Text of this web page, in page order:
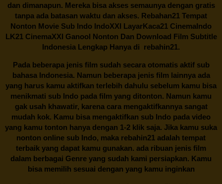
dan dimanapun. Mereka bisa akses semaunya dengan gratis
tanpa ada batasan waktu dan akses. Rebahan21 Tempat
Nonton Movie Sub Indo IndoXXI LayarKaca21 CinemaIndo
LK21 CinemaXXI Ganool Nonton Dan Download Film Subtitle
Indonesia Lengkap Hanya di rebahin21.
Pada beberapa jenis film sudah secara otomatis aktif sub
bahasa Indonesia. Namun beberapa jenis film lainnya ada
yang harus kamu aktifkan terlebih dahulu sebelum kamu bisa
menikmati sub Indo pada film yang ditonton. Namun kamu
gak usah khawatir, karena cara mengaktifkannya sangat
mudah kok. Kamu bisa mengaktifkan sub Indo pada video
yang kamu tonton hanya dengan 1-2 klik saja. Jika kamu suka
nonton online sub Indo, maka rebahin21 adalah tempat
terbaik yang dapat kamu gunakan. ada ribuan jenis film
dalam berbagai Genre yang sudah kami persiapkan. Kamu
bisa memilih sesuai dengan yang kamu inginkan